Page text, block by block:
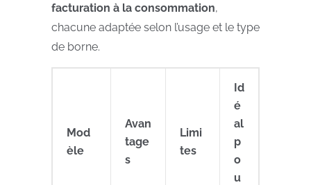
facturation à la consommation,
chacune adaptée selon l’usage et le type
de borne.
Mod
èle
Avan
tage
s
Limi
tes
Id
é
al
p
o
u